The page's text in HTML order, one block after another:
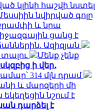
կլինի հաշվի նստել
նվիրված գոլը
և նրա
ցանց է
Ազիզյան
Մենք չենք
ի վեր․
314 մլն դրամ
և մարզերի մի
նշում է
դարձել է